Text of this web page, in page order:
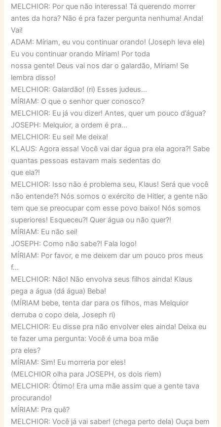
MELCHIOR: Por que não interessa! Tá querendo morrer
antes da hora? Não é pra fazer pergunta nenhuma! Anda!
Vai!
ADAM: Míriam, eu vou continuar orando! (Joseph leva ele)
Eu vou continuar orando Míriam! Por toda
nossa gente! Deus vai nos dar o galardão, Míriam! Se
lembra disso!
MELCHIOR: Galardão! (ri) Esses judeus…
MÍRIAM: O que o senhor quer conosco?
MELCHIOR: Eu já vou dizer! Antes, quer um pouco d’água?
JOSEPH: Melquior, a ordem é pra…
MELCHIOR: Eu sei! Me deixa!
KLAUS: Agora essa! Você vai dar água pra ela agora?! Sabe
quantas pessoas estavam mais sedentas do
que ela?!
MELCHIOR: Isso não é problema seu, Klaus! Será que você
não entende?! Nós somos o exército de Hitler, a gente não
tem que se preocupar com esse povo baixo! Nós somos
superiores! Esqueceu?! Quer água ou não quer?!
MÍRIAM: Eu não sei!
JOSEPH: Como não sabe?! Fala logo!
MÍRIAM: Por favor, e me deixem dar um pouco pros meus
f…
MELCHIOR: Não! Não envolva seus filhos ainda! Klaus
pega a água (dá água) Beba!
(MÍRIAM bebe, tenta dar para os filhos, mas Melquior
derruba o copo dela, Joseph ri)
MELCHIOR: Eu disse pra não envolver eles ainda! Deixa eu
te fazer uma pergunta: Você é uma boa mãe
pra eles?
MÍRIAM: Sim! Eu morreria por eles!
(MELCHIOR olha para JOSEPH, os dois riem)
MELCHIOR: Ótimo! Era uma mãe assim que a gente tava
procurando!
MÍRIAM: Pra quê?
MELCHIOR: Você já vai saber! (chega perto dela) Ouça bem